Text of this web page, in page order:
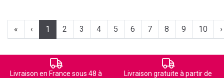
« ‹ 1 2 3 4 5 6 7 8 9 10 ›
Livraison en France sous 48 à
Livraison gratuite à partir de